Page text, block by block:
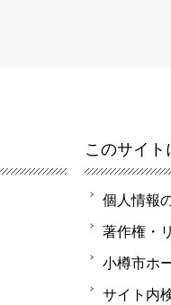
このサイト
個人情報
著作権・
小樽市ホ
サイト内